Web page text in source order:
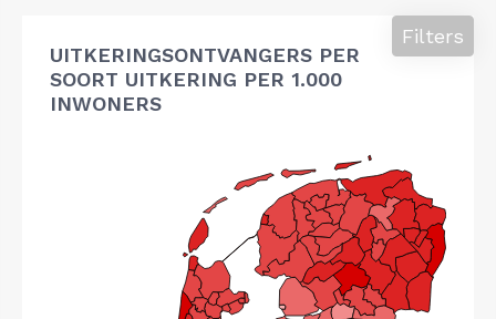
UITKERINGSONTVANGERS PER
SOORT UITKERING PER 1.000
INWONERS
Filters